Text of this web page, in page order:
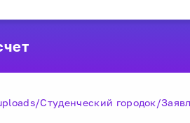
Студенческий городок/